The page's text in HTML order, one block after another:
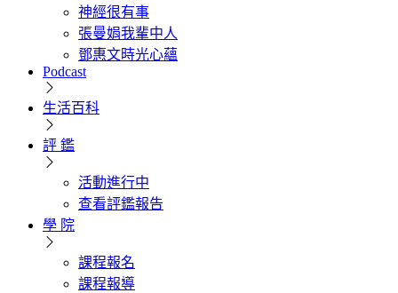
神經很有事
張曼娟我輩中人
鄧惠文時光心蘊
Podcast
生活百科
評 鑑
活動進行中
查看評鑑報告
學 院
課程報名
課程報導